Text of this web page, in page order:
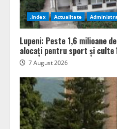
.Index Actualitate
Lupeni: Peste 1,6 milioane
alocați pentru sport și culte
7 August 2026